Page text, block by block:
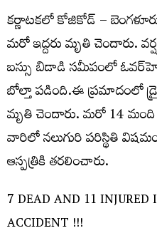
కర్ణాటకలో కోజికోడ్‌ –
మరో ఇద్దరు మృతి చెందారు.
బస్సు బిడాడి సమీపంలో
బోల్తా పడింది.ఈ ప్రమాదంలో
మృతి చెందారు. మరో 14
వారిలో నలుగురి పరిస్థితి
ఆస్పత్రికి తరలించారు.
7 DEAD AND 11
ACCIDENT !!!